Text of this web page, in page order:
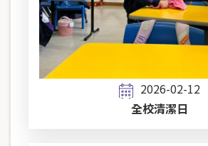
2026-02-12
全校清潔日